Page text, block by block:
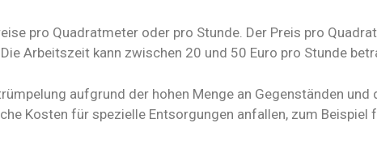
pro Quadratmeter oder pro Stunde. Der Preis pro
Arbeitszeit kann zwischen 20 und 50 Euro pro Stunde
aufgrund der hohen Menge an Gegenständen
Kosten für spezielle Entsorgungen anfallen, zum